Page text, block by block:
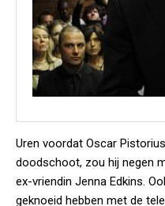
Uren voordat Oscar
doodschoot, zou hij negen
ex-vriendin Jenna Edkins.
geknoeid hebben met de